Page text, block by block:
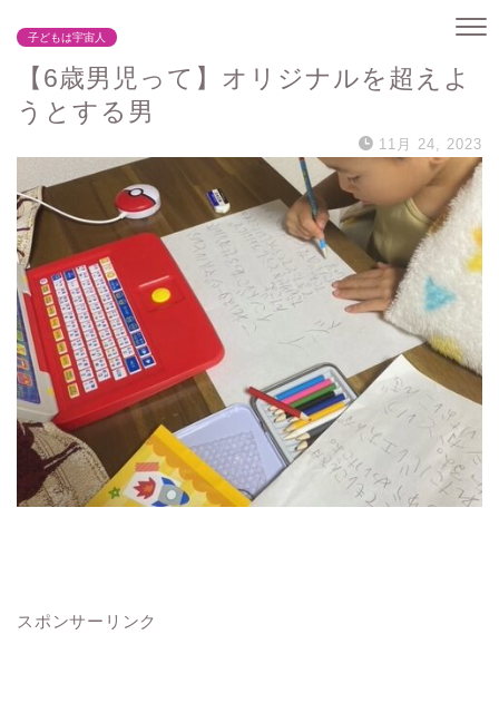
子どもは宇宙人
【6歳男児って】オリジナルを超えよ
うとする男
11月 24, 2023
スポンサーリンク